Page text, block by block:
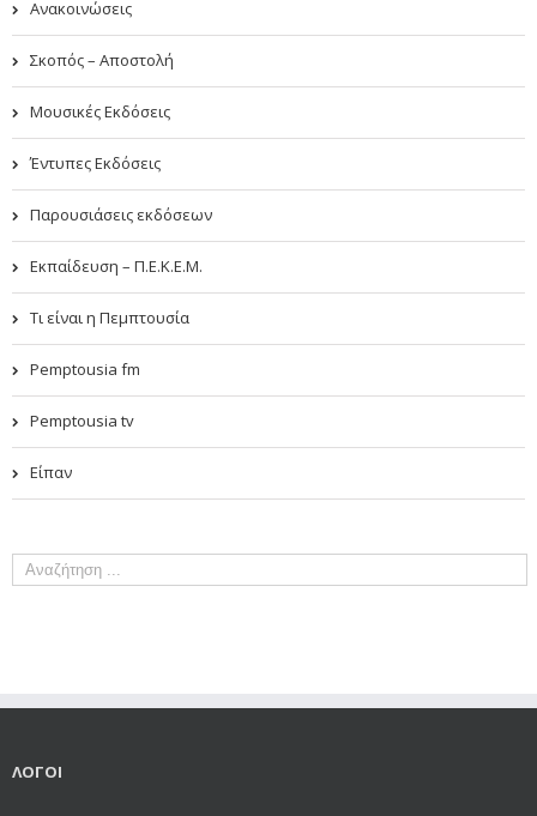
Ανακοινώσεις
Σκοπός – Αποστολή
Μουσικές Εκδόσεις
Έντυπες Εκδόσεις
Παρουσιάσεις εκδόσεων
Εκπαίδευση – Π.Ε.Κ.Ε.Μ.
Τι είναι η Πεμπτουσία
Pemptousia fm
Pemptousia tv
Είπαν
ΛΟΓΟΙ